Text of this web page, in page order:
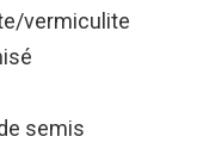
vermiculite
semis